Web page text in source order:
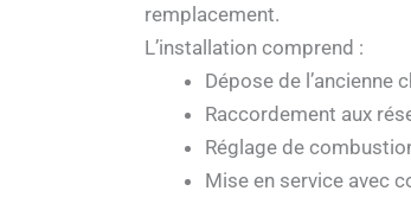
remplacement.
L’installation comprend :
Dépose de l’ancienne
Raccordement aux
Réglage de
Mise en service avec